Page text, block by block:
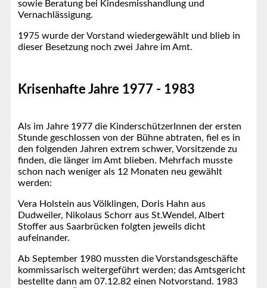
sowie Beratung bei Kindesmisshandlung und
Vernachlässigung.
1975 wurde der Vorstand wiedergewählt und blieb in
dieser Besetzung noch zwei Jahre im Amt.
Krisenhafte Jahre 1977 - 1983
Als im Jahre 1977 die KinderschützerInnen der ersten
Stunde geschlossen von der Bühne abtraten, fiel es in
den folgenden Jahren extrem schwer, Vorsitzende zu
finden, die länger im Amt blieben. Mehrfach musste
schon nach weniger als 12 Monaten neu gewählt
werden:
Vera Holstein aus Völklingen, Doris Hahn aus
Dudweiler, Nikolaus Schorr aus St.Wendel, Albert
Stoffer aus Saarbrücken folgten jeweils dicht
aufeinander.
Ab September 1980 mussten die Vorstandsgeschäfte
kommissarisch weitergeführt werden; das Amtsgericht
bestellte dann am 07.12.82 einen Notvorstand. 1983